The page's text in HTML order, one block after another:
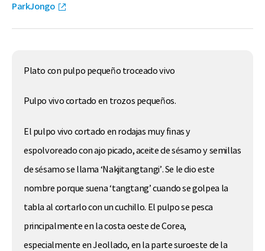
ParkJongo
Plato con pulpo pequeño troceado vivo
Pulpo vivo cortado en trozos pequeños.
El pulpo vivo cortado en rodajas muy finas y
espolvoreado con ajo picado, aceite de sésamo y semillas
de sésamo se llama ‘Nakjitangtangi’. Se le dio este
nombre porque suena ‘tangtang’ cuando se golpea la
tabla al cortarlo con un cuchillo. El pulpo se pesca
principalmente en la costa oeste de Corea,
especialmente en Jeollado, en la parte suroeste de la